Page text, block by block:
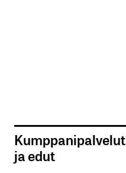
Kumppanipalvelut
ja edut